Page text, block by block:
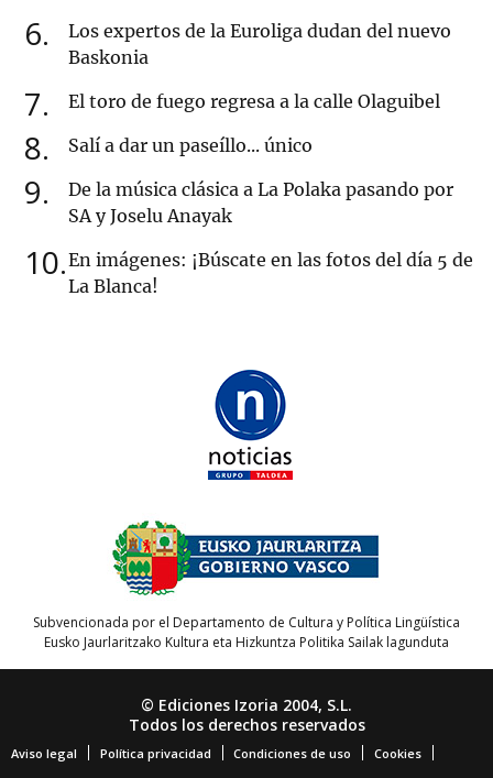
6
Los expertos de la Euroliga dudan del nuevo
Baskonia
7 El toro de fuego regresa a la calle Olaguibel
8 Salí a dar un paseíllo... único
9
De la música clásica a La Polaka pasando por
SA y Joselu Anayak
10 En imágenes: ¡Búscate en las fotos del día 5 de
La Blanca!
Subvencionada por el Departamento de Cultura y Política Lingüística
Eusko Jaurlaritzako Kultura eta Hizkuntza Politika Sailak lagunduta
© Ediciones Izoria 2004, S.L.
Todos los derechos reservados
Aviso legal Política privacidad Condiciones de uso Cookies